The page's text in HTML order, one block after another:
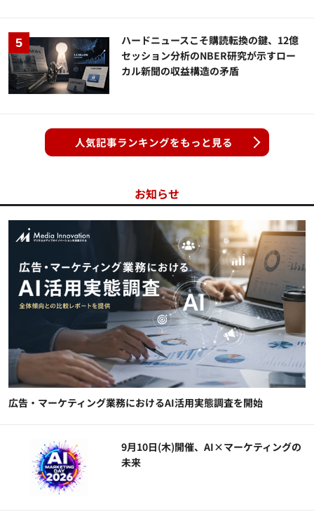
ハードニュースこそ購読転換の鍵、12億
セッション分析のNBER研究が示すロー
カル新聞の収益構造の矛盾
人気記事ランキングをもっと見る
お知らせ
広告・マーケティング業務におけるAI活用実態調査を開始
9月10日(木)開催、AI×マーケティングの
未来